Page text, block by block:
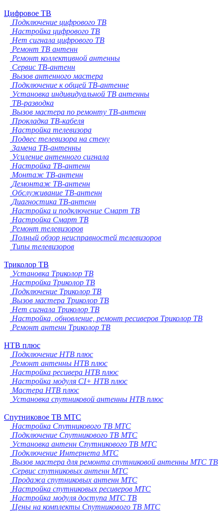
Цифровое ТВ
Подключение цифрового ТВ
Настройка цифрового ТВ
Нет сигнала цифрового ТВ
Ремонт ТВ антенн
Ремонт коллективной антенны
Сервис ТВ-антенн
Вызов антенного мастера
Подключение к общей ТВ-антенне
Установка индивидуальной ТВ антенны
ТВ-разводка
Вызов мастера по ремонту ТВ-антенн
Прокладка ТВ-кабеля
Настройка телевизора
Подвес телевизора на стену
Замена ТВ-антенны
Усиление антенного сигнала
Настройка ТВ-антенн
Монтаж ТВ-антенн
Демонтаж ТВ-антенн
Обслуживание ТВ-антенн
Диагностика ТВ-антенн
Настройка и подключение Смарт ТВ
Настройка Смарт ТВ
Ремонт телевизоров
Полный обзор неисправностей телевизоров
Типы телевизоров
Триколор ТВ
Установка Триколор ТВ
Настройка Триколор ТВ
Подключение Триколор ТВ
Вызов мастера Триколор ТВ
Нет сигнала Триколор ТВ
Настройка, обновление, ремонт ресиверов Триколор ТВ
Ремонт антенн Триколор ТВ
НТВ плюс
Подключение НТВ плюс
Ремонт антенны НТВ плюс
Настройка ресивера НТВ плюс
Настройка модуля CI+ НТВ плюс
Мастера НТВ плюс
Установка спутниковой антенны НТВ плюс
Спутниковое ТВ МТС
Настройка Спутникового ТВ МТС
Подключение Спутникового ТВ МТС
Установка антенн Спутникового ТВ МТС
Подключение Интернета МТС
Вызов мастера для ремонта спутниковой антенны МТС ТВ
Сервис спутниковых антенн МТС
Продажа спутниковых антенн МТС
Настройка спутниковых ресиверов МТС
Настройка модуля доступа МТС ТВ
Цены на комплекты Спутникового ТВ МТС